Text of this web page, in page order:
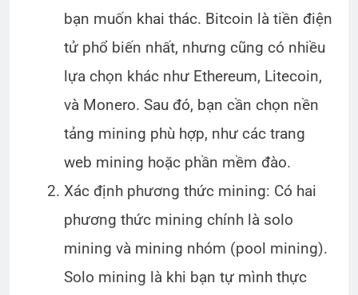
bạn muốn khai thác. Bitcoin là tiền điện
tử phổ biến nhất, nhưng cũng có nhiều
lựa chọn khác như Ethereum, Litecoin,
và Monero. Sau đó, bạn cần chọn nền
tảng mining phù hợp, như các trang
web mining hoặc phần mềm đào.
Xác định phương thức mining: Có hai
phương thức mining chính là solo
mining và mining nhóm (pool mining).
Solo mining là khi bạn tự mình thực